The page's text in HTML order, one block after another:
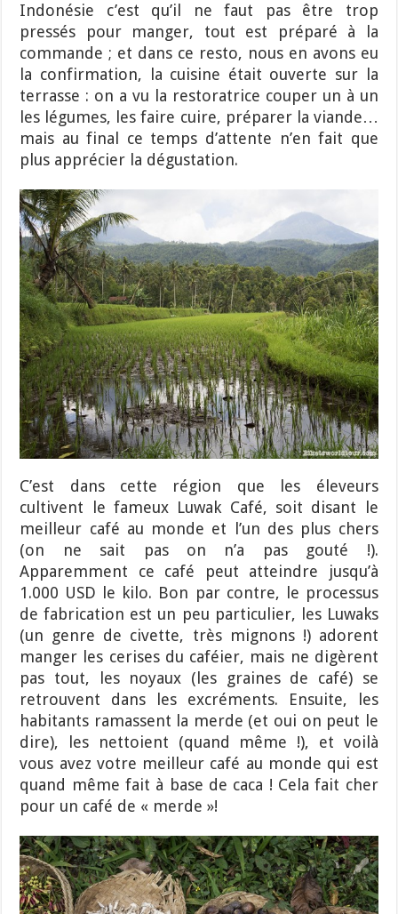
Indonésie c’est qu’il ne faut pas être trop
pressés pour manger, tout est préparé à la
commande ; et dans ce resto, nous en avons eu
la confirmation, la cuisine était ouverte sur la
terrasse : on a vu la restoratrice couper un à un
les légumes, les faire cuire, préparer la viande…
mais au final ce temps d’attente n’en fait que
plus apprécier la dégustation.
C’est dans cette région que les éleveurs
cultivent le fameux Luwak Café, soit disant le
meilleur café au monde et l’un des plus chers
(on ne sait pas on n’a pas gouté !).
Apparemment ce café peut atteindre jusqu’à
1.000 USD le kilo. Bon par contre, le processus
de fabrication est un peu particulier, les Luwaks
(un genre de civette, très mignons !) adorent
manger les cerises du caféier, mais ne digèrent
pas tout, les noyaux (les graines de café) se
retrouvent dans les excréments. Ensuite, les
habitants ramassent la merde (et oui on peut le
dire), les nettoient (quand même !), et voilà
vous avez votre meilleur café au monde qui est
quand même fait à base de caca ! Cela fait cher
pour un café de « merde »!